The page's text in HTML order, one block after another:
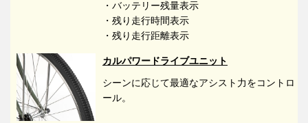
・バッテリー残量表示
・残り走行時間表示
・残り走行距離表示
カルパワードライブユニット
シーンに応じて最適なアシスト力をコントロ
ール。